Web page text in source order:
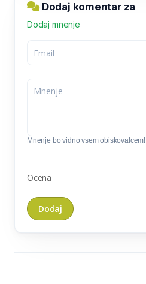
Dodaj komentar za
Dodaj mnenje
Mnenje bo vidno vsem obiskovalcem!
Ocena